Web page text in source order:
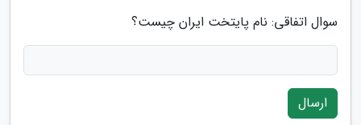
سوال اتفاقی: نام پایتخت ایران چیست؟
ارسال